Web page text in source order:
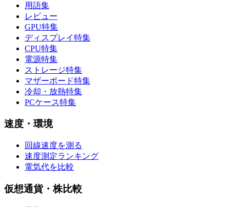
用語集
レビュー
GPU特集
ディスプレイ特集
CPU特集
電源特集
ストレージ特集
マザーボード特集
冷却・放熱特集
PCケース特集
速度・環境
回線速度を測る
速度測定ランキング
電気代を比較
仮想通貨・株比較